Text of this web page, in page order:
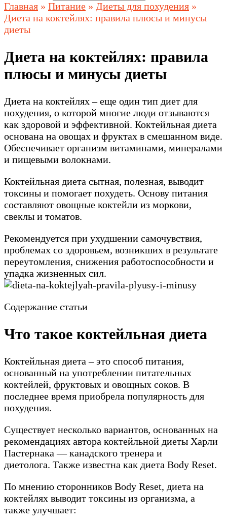
Главная » Питание » Диеты для похудения »
Диета на коктейлях: правила плюсы и минусы
диеты
Диета на коктейлях: правила
плюсы и минусы диеты
Диета на коктейлях – еще один тип диет для
похудения, о которой многие люди отзываются
как здоровой и эффективной. Коктейльная диета
основана на овощах и фруктах в смешанном виде.
Обеспечивает организм витаминами, минералами
и пищевыми волокнами.
Коктейльная диета сытная, полезная, выводит
токсины и помогает похудеть. Основу питания
составляют овощные коктейли из моркови,
свеклы и томатов.
Рекомендуется при ухудшении самочувствия,
проблемах со здоровьем, возникших в результате
переутомления, снижения работоспособности и
упадка жизненных сил.
Содержание статьи
Что такое коктейльная диета
Коктейльная диета – это способ питания,
основанный на употреблении питательных
коктейлей, фруктовых и овощных соков. В
последнее время приобрела популярность для
похудения.
Существует несколько вариантов, основанных на
рекомендациях автора коктейльной диеты Харли
Пастернака — канадского тренера и
диетолога. Также известна как диета Body Reset.
По мнению сторонников Body Reset, диета на
коктейлях выводит токсины из организма, а
также улучшает: